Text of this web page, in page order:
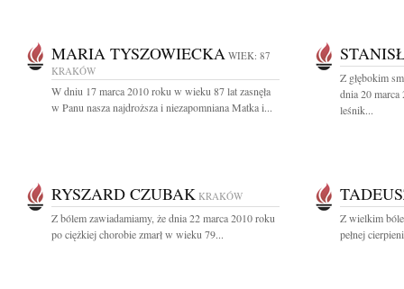
MARIA TYSZOWIECKA WIEK: 87
KRAKÓW
W dniu 17 marca 2010 roku w wieku 87 lat zasnęła
w Panu nasza najdroższa i niezapomniana Matka i...
Z głębokim
dnia 20 marca
leśnik...
RYSZARD CZUBAK KRAKÓW
Z bólem zawiadamiamy, że dnia 22 marca 2010 roku
po ciężkiej chorobie zmarł w wieku 79...
Z wielkim
pełnej